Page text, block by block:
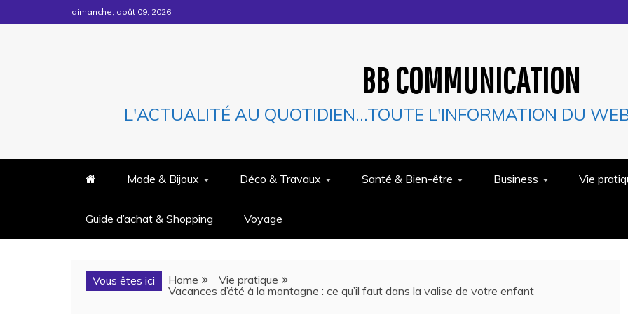
to
dimanche, août 09, 2026
BB COMMUNICATION
L'ACTUALITÉ AU QUOTIDIEN…TOUTE L'INFORMATION DU
Mode & Bijoux Déco & Travaux Santé & Bien-être Business Vie
Guide d’achat & Shopping Voyage
Vous êtes ici Home
Vie pratique
Vacances d’été à la montagne : ce qu’il faut dans la valise de votre enfant